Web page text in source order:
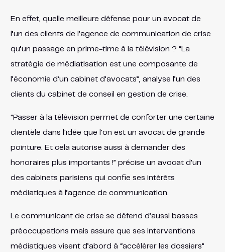
En effet, quelle meilleure défense pour un avocat de
l’un des clients de l’agence de communication de crise
qu’un passage en prime-time à la télévision ? “La
stratégie de médiatisation est une composante de
l’économie d’un cabinet d’avocats”, analyse l’un des
clients du cabinet de conseil en gestion de crise.
“Passer à la télévision permet de conforter une certaine
clientèle dans l’idée que l’on est un avocat de grande
pointure. Et cela autorise aussi à demander des
honoraires plus importants !” précise un avocat d’un
des cabinets parisiens qui confie ses intérêts
médiatiques à l’agence de communication.
Le communicant de crise se défend d’aussi basses
préoccupations mais assure que ses interventions
médiatiques visent d’abord à “accélérer les dossiers”